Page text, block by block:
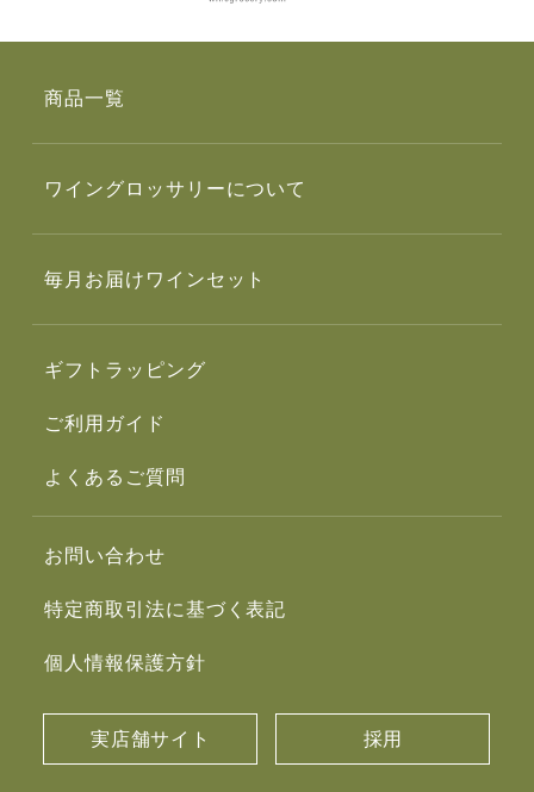
商品一覧
ワイングロッサリーについて
毎月お届けワインセット
ギフトラッピング
ご利用ガイド
よくあるご質問
お問い合わせ
特定商取引法に基づく表記
個人情報保護方針
実店舗サイト 採用